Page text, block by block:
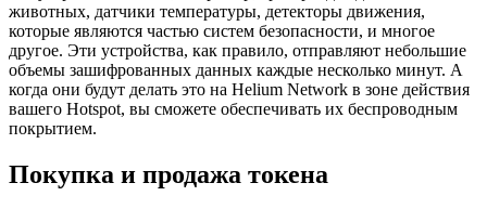
животных, датчики температуры, детекторы движения,
которые являются частью систем безопасности, и многое
другое. Эти устройства, как правило, отправляют небольшие
объемы зашифрованных данных каждые несколько минут. А
когда они будут делать это на Hеlium Network в зоне действия
вашего Hotspot, вы сможете обеспечивать их беспроводным
покрытием.
Покупка и продажа токена